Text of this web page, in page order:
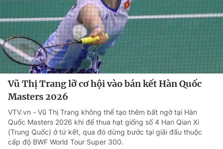
Vũ Thị Trang lỡ cơ hội vào bán kết Hàn Quốc
Masters 2026
VTV.vn - Vũ Thị Trang không thể tạo thêm bất ngờ tại Hàn
Quốc Masters 2026 khi để thua hạt giống số 4 Han Qian Xi
(Trung Quốc) ở tứ kết, qua đó dừng bước tại giải đấu thuộc
cấp độ BWF World Tour Super 300.